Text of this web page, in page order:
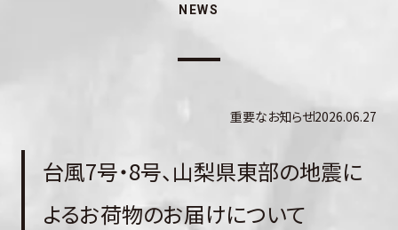
NEWS
重要なお知らせ2026.06.27
台風7号・8号、山梨県東部の地震に
よるお荷物のお届けについて